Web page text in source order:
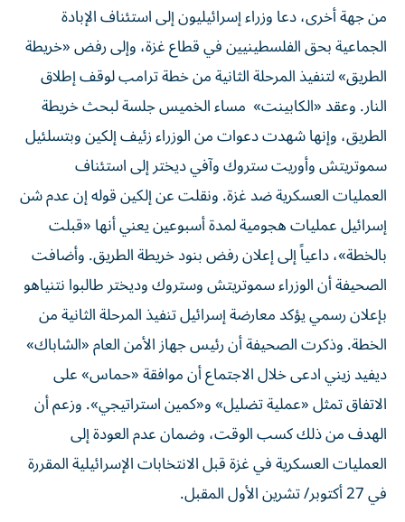
من جهة أخرى، دعا وزراء إسرائيليون إلى استئناف الإبادة
الجماعية بحق الفلسطينيين في قطاع غزة، وإلى رفض «خريطة
الطريق» لتنفيذ المرحلة الثانية من خطة ترامب لوقف إطلاق
النار. وعقد «الكابينت» مساء الخميس جلسة لبحث خريطة
الطريق، وإنها شهدت دعوات من الوزراء زئيف إلكين وبتسلئيل
سموتريتش وأوريت ستروك وآفي ديختر إلى استئناف
العمليات العسكرية ضد غزة. ونقلت عن إلكين قوله إن عدم شن
إسرائيل عمليات هجومية لمدة أسبوعين يعني أنها «قبلت
بالخطة»، داعياً إلى إعلان رفض بنود خريطة الطريق. وأضافت
الصحيفة أن الوزراء سموتريتش وستروك وديختر طالبوا نتنياهو
بإعلان رسمي يؤكد معارضة إسرائيل تنفيذ المرحلة الثانية من
الخطة. وذكرت الصحيفة أن رئيس جهاز الأمن العام «الشاباك»
ديفيد زيني ادعى خلال الاجتماع أن موافقة «حماس» على
الاتفاق تمثل «عملية تضليل» و«كمين استراتيجي». وزعم أن
الهدف من ذلك كسب الوقت، وضمان عدم العودة إلى
العمليات العسكرية في غزة قبل الانتخابات الإسرائيلية المقررة
في 27 أكتوبر/ تشرين الأول المقبل.